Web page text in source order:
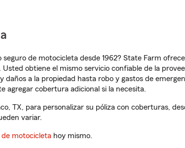
de motocicleta desde 1962? State Farm
obtiene el mismo servicio confiable de la
daños a la propiedad hasta robo y gastos de
agregar cobertura adicional si la necesita.
TX, para personalizar su póliza con coberturas,
variar.
motocicleta hoy mismo.